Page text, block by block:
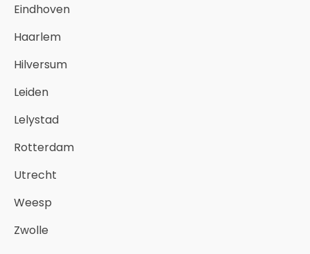
Eindhoven
Haarlem
Hilversum
Leiden
Lelystad
Rotterdam
Utrecht
Weesp
Zwolle